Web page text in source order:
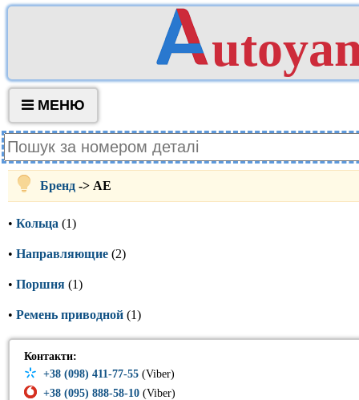
МЕНЮ
Бренд -> AE
• Кольца (1)
• Направляющие (2)
• Поршня (1)
• Ремень приводной (1)
Контакти:
+38 (098) 411-77-55 (Viber)
+38 (095) 888-58-10 (Viber)